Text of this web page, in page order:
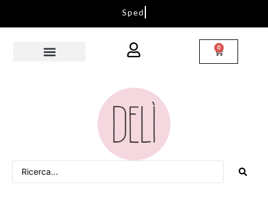
Sp
e
d
i
z
i
o
n
i
i
n
t
u
t
t
a
I
t
a
l
i
a
0